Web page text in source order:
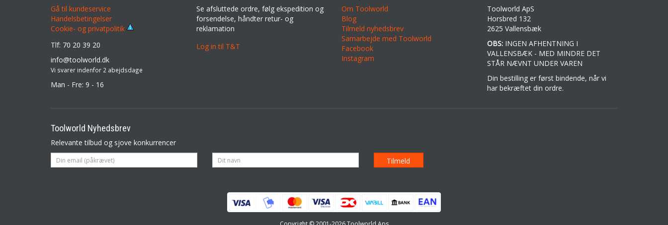
Gå til kundeservice
Handelsbetingelser
Cookie- og privatpolitik
Tlf: 70 20 39 20
info@toolworld.dk
Vi svarer indenfor 2 abejdsdage
Man - Fre: 9 - 16
Se afsluttede ordre, følg ekspedition og
forsendelse, håndter retur- og
reklamation
Log in til T&T
Om Toolworld
Blog
Tilmeld nyhedsbrev
Samarbejde med Toolworld
Facebook
Instagram
Toolworld ApS
Horsbred 132
2625 Vallensbæk
OBS:INGEN AFHENTNING I
VALLENSBÆK - MED MINDRE DET
STÅR NÆVNT UNDER VAREN
Din bestilling er først bindende, når vi
har bekræftet din ordre.
Toolworld Nyhedsbrev
Relevante tilbud og sjove konkurrencer